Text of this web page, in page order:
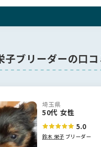
子ブリーダーの口コ
埼玉県
50代 女性
5.0
鈴木 栄子 ブリーダー